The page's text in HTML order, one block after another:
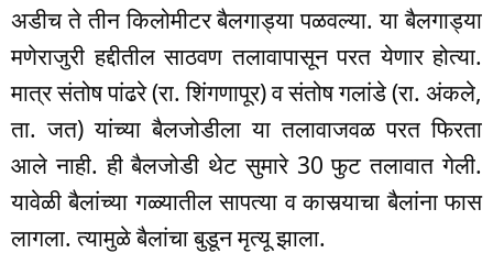
अडीच ते तीन किलोमीटर बैलगाड्या पळवल्या. या बैलगाड्या
मणेराजुरी हद्दीतील साठवण तलावापासून परत येणार होत्या.
मात्र संतोष पांढरे (रा. शिंगणापूर) व संतोष गलांडे (रा. अंकले,
ता. जत) यांच्या बैलजोडीला या तलावाजवळ परत फिरता
आले नाही. ही बैलजोडी थेट सुमारे 30 फुट तलावात गेली.
यावेळी बैलांच्या गळ्यातील सापत्या व कासर्‍याचा बैलांना फास
लागला. त्यामुळे बैलांचा बुडून मृत्यू झाला.